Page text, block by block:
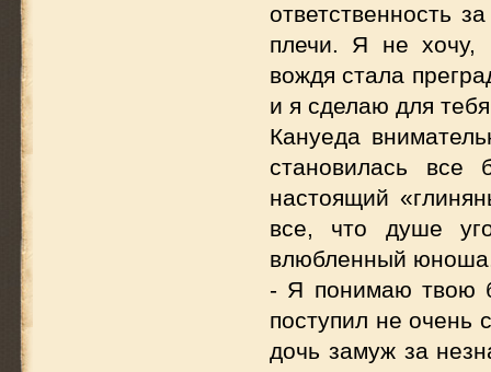
ответственность
плечи. Я не хочу,
вождя стала
и я сделаю для
Кануеда
становилась все
настоящий
все, что душе
влюбленный
- Я понимаю твою
поступил не очень
дочь замуж за